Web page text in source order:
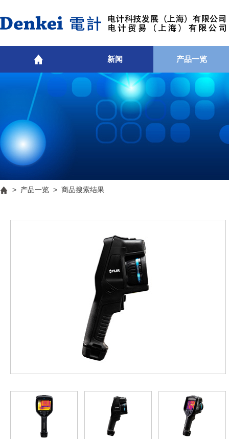
新闻 产品一览
> 产品一览 > 商品搜索结果